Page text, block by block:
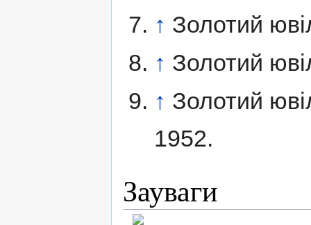
↑ Золотий
↑ Золотий
↑ Золотий
1952.
Зауваги